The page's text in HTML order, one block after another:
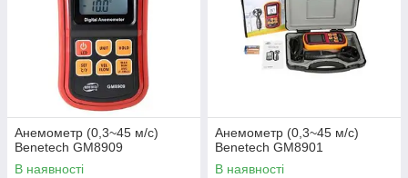
Анемометр (0,3~45 м/с)
Benetech GM8909
В наявності
Анемометр (0,3~45 м/с)
Benetech GM8901
В наявності